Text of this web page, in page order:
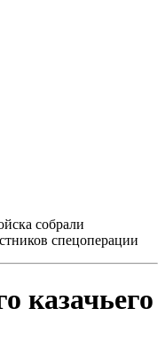
собрали
спецоперации
казачьего